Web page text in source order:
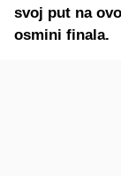
svoj put na
osmini finala.